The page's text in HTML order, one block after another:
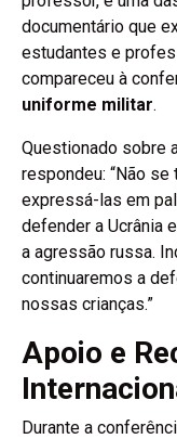
documentário que
estudantes e
compareceu à
uniforme militar.
Questionado sobre
respondeu: “Não
expressá-las em
defender a Ucrânia
a agressão russa.
continuaremos a
nossas crianças.”
Apoio e
Durante a